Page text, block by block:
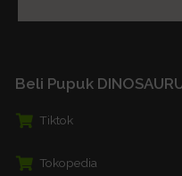
Beli Pupuk
Tiktok
Tokopedia